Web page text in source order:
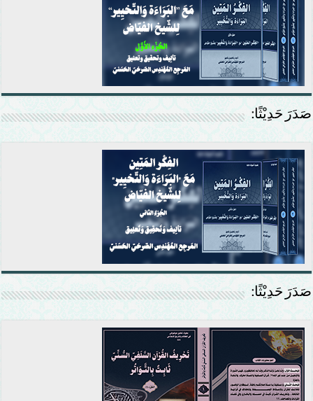
صَدَرَ حَدِيْثًا:
صَدَرَ حَدِيْثًا: